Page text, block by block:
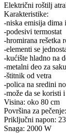
Električni roštilj
Karakteristike:
-niska emisija dima
-podesivi termostat
-hromirana rešetka
-elementi se
-kućište hladno na
-metalni deo za
-štitnik od vetra
-polica na sredini
-može da se koristi
Visina: oko 80 cm
Površina za
Priključni napon:
Snaga: 2000 W